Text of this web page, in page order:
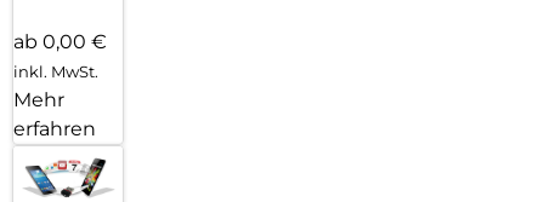
ab 0,00 €
inkl. MwSt.
Mehr
erfahren